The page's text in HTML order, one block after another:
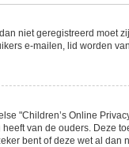
niet geregistreerd moet
e-mailen, lid worden
"Children’s Online
van de ouders. Deze
bent of deze wet al